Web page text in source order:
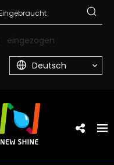
eingezogen
Deutsch